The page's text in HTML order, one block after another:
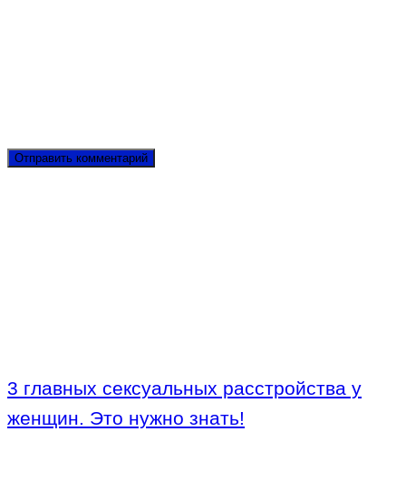
3 главных сексуальных расстройства у
женщин. Это нужно знать!